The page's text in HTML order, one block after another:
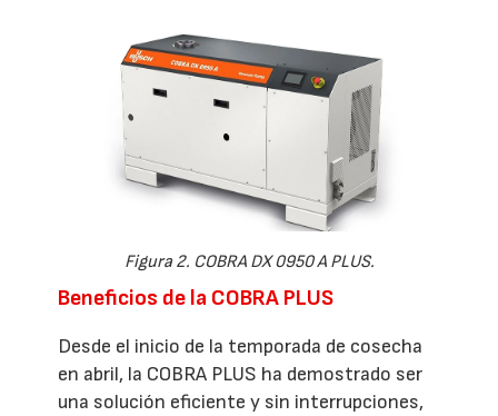
Figura 2. COBRA DX 0950 A PLUS.
Beneficios de la COBRA PLUS
Desde el inicio de la temporada de cosecha
en abril, la COBRA PLUS ha demostrado ser
una solución eficiente y sin interrupciones,